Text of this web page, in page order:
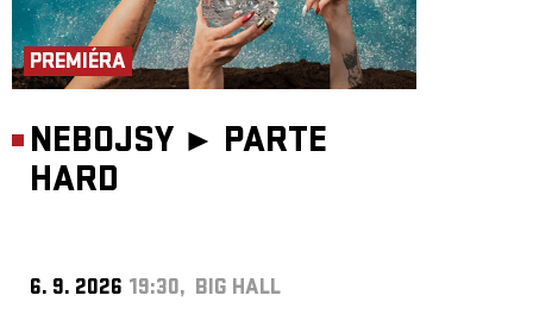
PREMIÉRA
NEBOJSY ► PARTE
HARD
6. 9. 2026 19:30, BIG HALL